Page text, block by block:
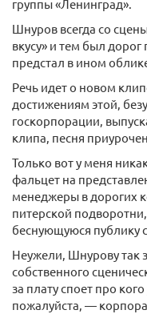
группы «Ленинград».
Шнуров всегда со
вкусу» и тем был
предстал в ином
Речь идет о новом
достижениям этой,
госкорпорации,
клипа, песня
Только вот у меня
фальцет на
менеджеры в дорогих
питерской
беснующуюся публику
Неужели, Шнурову так
собственного
за плату споет про
пожалуйста, —